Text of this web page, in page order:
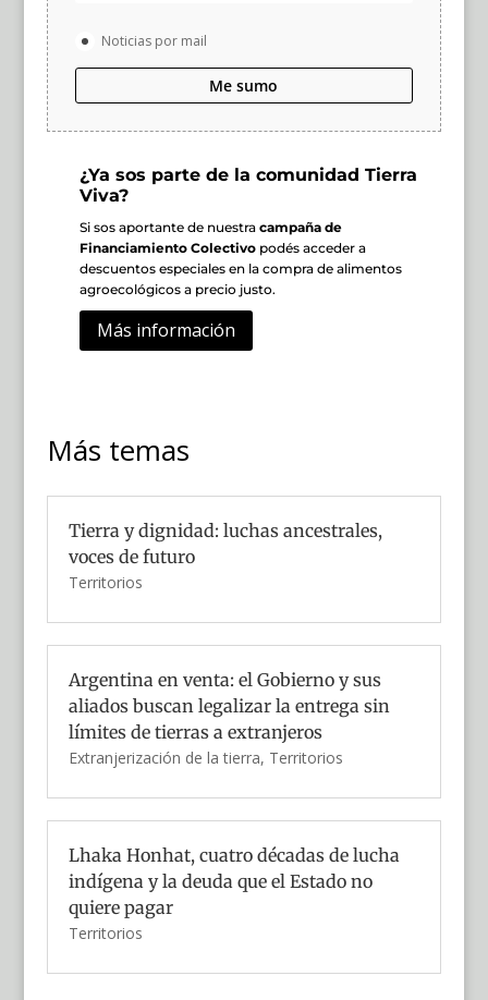
Noticias por mail
Me sumo
¿Ya sos parte de la comunidad Tierra
Viva?
Si sos aportante de nuestra campaña de
Financiamiento Colectivopodés acceder a
descuentos especiales en la compra de alimentos
agroecológicos a precio justo.
Más información
Más temas
Tierra y dignidad: luchas ancestrales,
voces de futuro
Territorios
Argentina en venta: el Gobierno y sus
aliados buscan legalizar la entrega sin
límites de tierras a extranjeros
Extranjerización de la tierra, Territorios
Lhaka Honhat, cuatro décadas de lucha
indígena y la deuda que el Estado no
quiere pagar
Territorios